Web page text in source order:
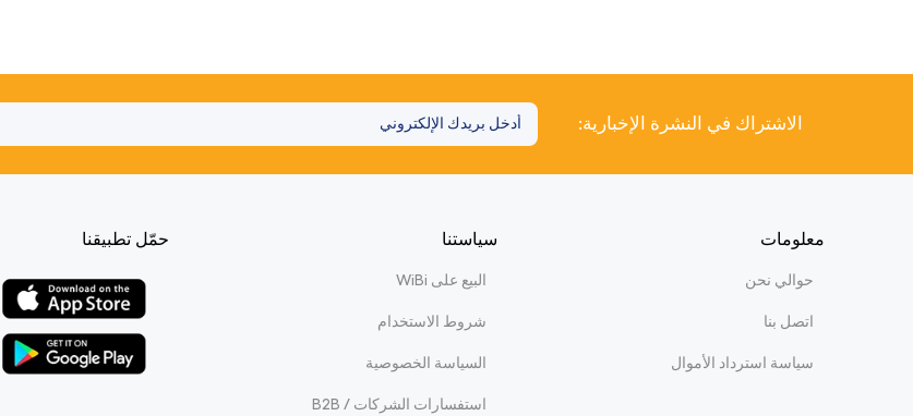
الاشتراك في النشرة الإخبارية:
معلومات
حوالي نحن
اتصل بنا
سياسة استرداد الأموال
سياستنا
البيع على WiBi
شروط الاستخدام
السياسة الخصوصية
استفسارات الشركات / B2B
حمّل تطبيقنا